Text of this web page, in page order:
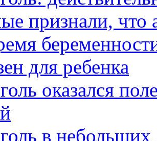
признали, что
для ребенка
оказался
в небольших